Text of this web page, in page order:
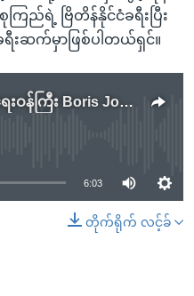
ကြည်ရဲ့ ဗြိတိန်နိုင်ငံခရီးပြီး
းဆက်မှာဖြစ်ပါတယ်ရှင်။
ဗြိတိန်ရောက် ဒေါ်စု နိုင်ငံခြားရေးဝန်ကြီး Boris Johnson နဲ့ တွေ့ဆုံ
available
6:03
တိုက်ရိုက် လင့်ခ်